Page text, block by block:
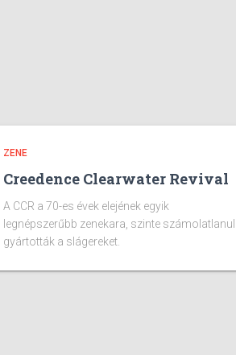
ZENE
Creedence Clearwater Revival
A CCR a 70-es évek elejének egyik
legnépszerűbb zenekara, szinte számolatlanul
gyártották a slágereket.